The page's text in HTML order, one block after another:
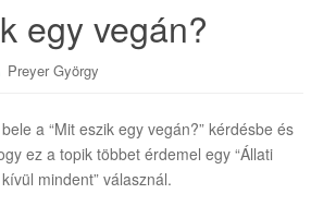
egy vegán?
Preyer György
a “Mit eszik egy vegán?” kérdésbe és
ez a topik többet érdemel egy “Állati
mindent” válasznál.